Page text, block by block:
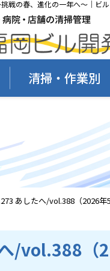
戦の春、進化の一年へ～｜
清掃・作業別
あしたへ/vol.388（2026
/vol.388（